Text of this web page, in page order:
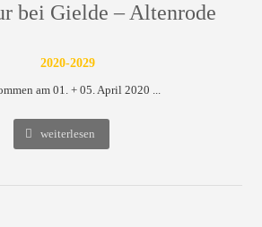
bei Gielde – Altenrode
2020-2029
am 01. + 05. April 2020 ...
weiterlesen